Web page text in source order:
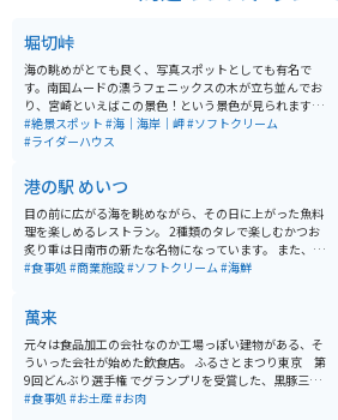
堀切峠
海の眺めがとても良く、写真スポットとしても有名で
す。南国ムードの漂うフェニックスの木が立ち並んでお
り、宮崎といえばこの景色！という景色が見られます。
海岸沿いには奇岩「鬼の洗濯岩」もあり、自然の雄大さ
を感じられます。 ソフトクリームなども食べられるので
#絶景スポット #海｜海岸｜岬#ソフトクリーム
#ライダーハウス
港の駅 めいつ
目の前に広がる海を眺めながら、その日に上がった魚料
理を楽しめるレストラン。 2種類のタレで楽しむかつお
炙り重は日南市の新たな名物になっています。 また、物
産館が併設してあり、地物の海産物をはじめ伊勢海老の
もあるので、ライダーにはおすすめのスポットです。 平
日、休日ともにランチタイムは非常に混むので開店前着
をめざすと余裕をもって食事を楽しめます。
#食事処 #商業施設#ソフトクリーム#海鮮
萬来
元々は食品加工の会社なのか工場っぽい建物がある、そ
ういった会社が始めた飲食店。 ふるさとまつり東京 第
9回どんぶり選手権 でグランプリを受賞した、黒豚三昧
丼なるものが食べれます。 鹿児島黒豚をここで是非味わ
#食事処 #お土産#お肉